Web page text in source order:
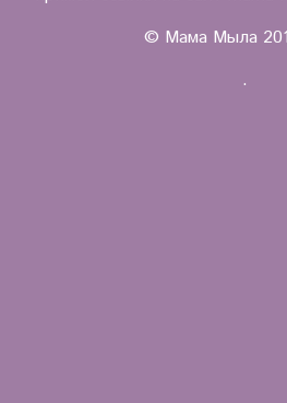
© Мама Мыла
.